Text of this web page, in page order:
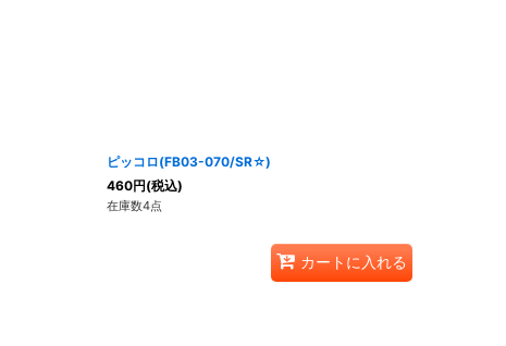
ピッコロ(FB03-070/SR☆)
460円(税込)
在庫数4点
カートに入れる